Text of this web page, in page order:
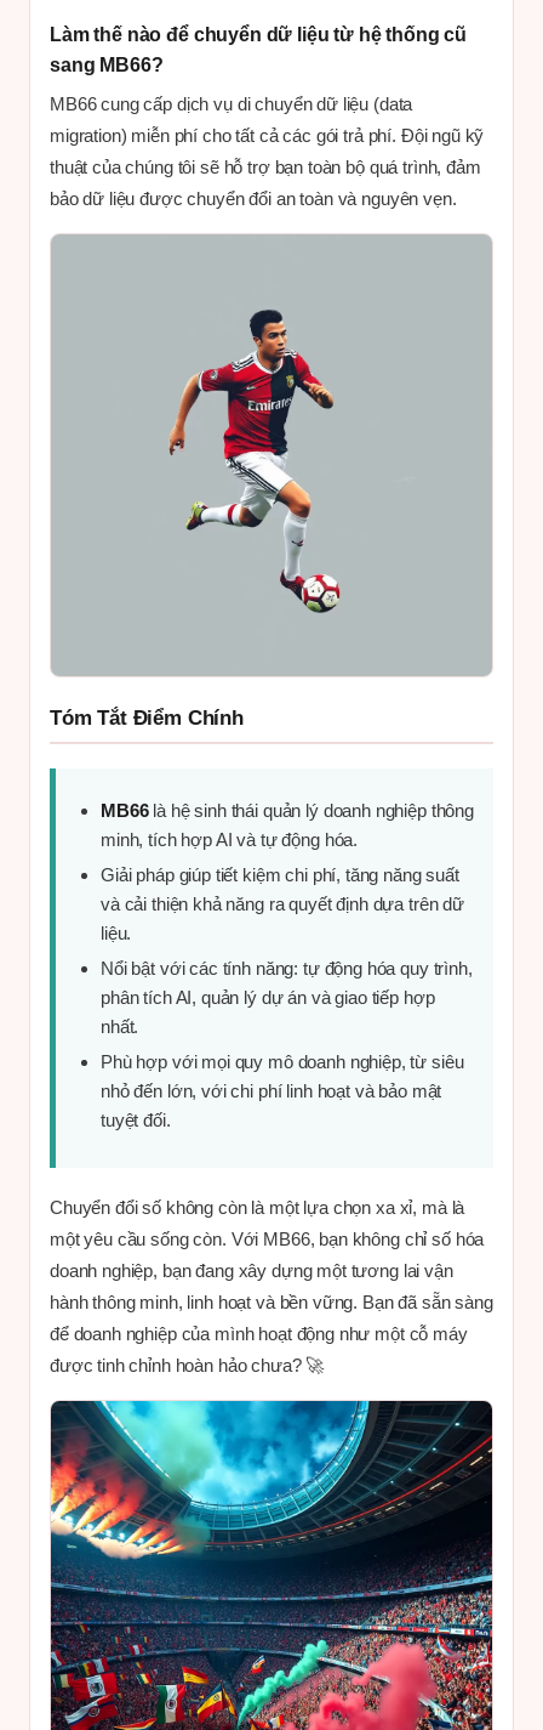
Làm thế nào để chuyển dữ liệu từ hệ thống cũ
sang MB66?
MB66 cung cấp dịch vụ di chuyển dữ liệu (data
migration) miễn phí cho tất cả các gói trả phí. Đội ngũ kỹ
thuật của chúng tôi sẽ hỗ trợ bạn toàn bộ quá trình, đảm
bảo dữ liệu được chuyển đổi an toàn và nguyên vẹn.
Tóm Tắt Điểm Chính
MB66là hệ sinh thái quản lý doanh nghiệp thông
minh, tích hợp AI và tự động hóa.
Giải pháp giúp tiết kiệm chi phí, tăng năng suất
và cải thiện khả năng ra quyết định dựa trên dữ
liệu.
Nổi bật với các tính năng: tự động hóa quy trình,
phân tích AI, quản lý dự án và giao tiếp hợp
nhất.
Phù hợp với mọi quy mô doanh nghiệp, từ siêu
nhỏ đến lớn, với chi phí linh hoạt và bảo mật
tuyệt đối.
Chuyển đổi số không còn là một lựa chọn xa xỉ, mà là
một yêu cầu sống còn. Với MB66, bạn không chỉ số hóa
doanh nghiệp, bạn đang xây dựng một tương lai vận
hành thông minh, linh hoạt và bền vững. Bạn đã sẵn sàng
để doanh nghiệp của mình hoạt động như một cỗ máy
được tinh chỉnh hoàn hảo chưa? 🚀